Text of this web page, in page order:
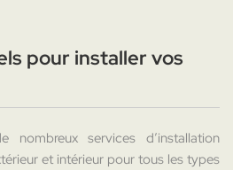
pour installer vos
services d’installation
et intérieur pour tous les types